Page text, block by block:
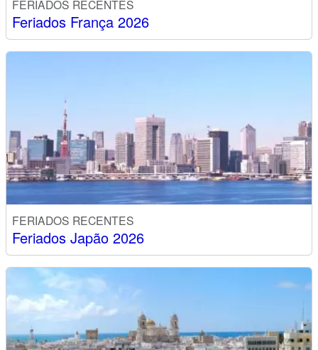
FERIADOS RECENTES
Feriados França 2026
FERIADOS RECENTES
Feriados Japão 2026